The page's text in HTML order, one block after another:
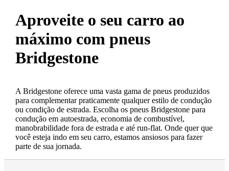
Aproveite o seu carro ao
máximo com pneus
Bridgestone
A Bridgestone oferece uma vasta gama de pneus produzidos
para complementar praticamente qualquer estilo de condução
ou condição de estrada. Escolha os pneus Bridgestone para
condução em autoestrada, economia de combustível,
manobrabilidade fora de estrada e até run-flat. Onde quer que
você esteja indo em seu carro, estamos ansiosos para fazer
parte de sua jornada.